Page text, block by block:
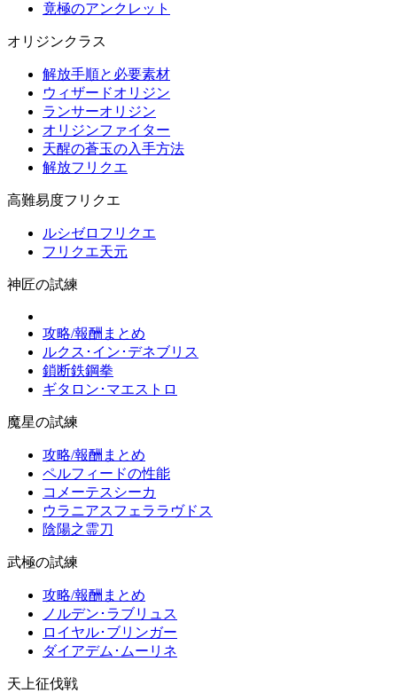
竟極のアンクレット
オリジンクラス
解放手順と必要素材
ウィザードオリジン
ランサーオリジン
オリジンファイター
天醒の蒼玉の入手方法
解放フリクエ
高難易度フリクエ
ルシゼロフリクエ
フリクエ天元
神匠の試練
攻略/報酬まとめ
ルクス･イン･デネブリス
鎖断鉄鋼拳
ギタロン･マエストロ
魔星の試練
攻略/報酬まとめ
ペルフィードの性能
コメーテスシーカ
ウラニアスフェララヴドス
陰陽之霊刀
武極の試練
攻略/報酬まとめ
ノルデン･ラブリュス
ロイヤル･ブリンガー
ダイアデム･ムーリネ
天上征伐戦